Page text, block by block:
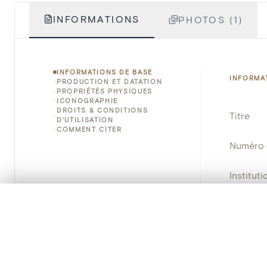
INFORMATIONS PHOTOS (1)
INFORMATIONS DE BASE
PRODUCTION ET DATATION
PROPRIÉTÉS PHYSIQUES
ICONOGRAPHIE
DROITS & CONDITIONS
D'UTILISATION
COMMENT CITER
Titre